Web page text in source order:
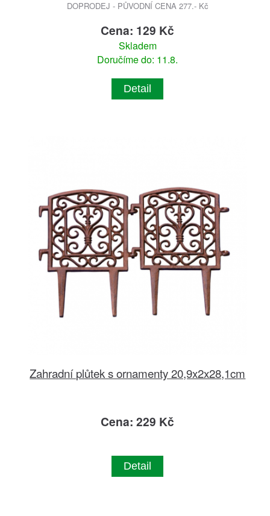
DOPRODEJ - PŮVODNÍ CENA 277.- Kč
Cena: 129 Kč
Skladem
Doručíme do: 11.8.
Detail
Zahradní plůtek s ornamenty 20,9x2x28,1cm
Cena: 229 Kč
Detail